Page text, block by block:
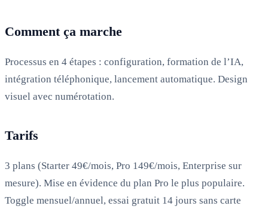
Comment ça marche
Processus en 4 étapes : configuration, formation de l’IA,
intégration téléphonique, lancement automatique. Design
visuel avec numérotation.
Tarifs
3 plans (Starter 49€/mois, Pro 149€/mois, Enterprise sur
mesure). Mise en évidence du plan Pro le plus populaire.
Toggle mensuel/annuel, essai gratuit 14 jours sans carte